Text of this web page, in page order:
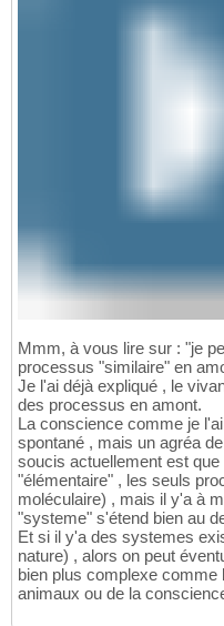
Mmm, à vous lire sur : "je
processus "similaire" en
Je l'ai déjà expliqué , le
des processus en amont.
La conscience comme je
spontané , mais un agréa
soucis actuellement est
"élémentaire" , les seuls
moléculaire) , mais il y'a à
"systeme" s'étend bien au
Et si il y'a des systemes
nature) , alors on peut
bien plus complexe
animaux ou de la